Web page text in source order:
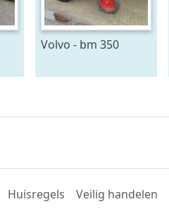
Volvo - bm 350
Huisregels Veilig handelen